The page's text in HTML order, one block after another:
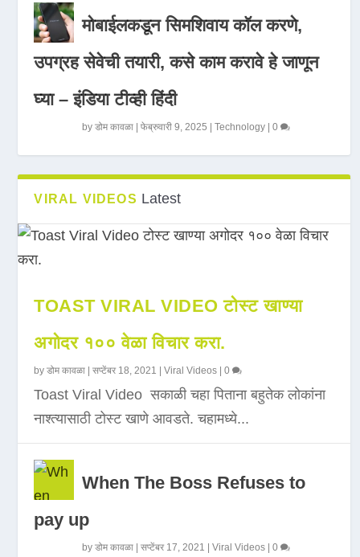
मोबाईलकडून सिमशिवाय कॉल करणे,
उपग्रह सेवेची तयारी, कसे काम करावे हे जाणून
घ्या – इंडिया टीव्ही हिंदी
byडोम कावळा |फेब्रुवारी 9, 2025 |Technology |0
VIRAL VIDEOS Latest
TOAST VIRAL VIDEO टोस्ट खाण्या
अगोदर १०० वेळा विचार करा.
byडोम कावळा |सप्टेंबर 18, 2021 |Viral Videos |0
Toast Viral Video सकाळी चहा पिताना बहुतेक लोकांना
नाश्त्यासाठी टोस्ट खाणे आवडते. चहामध्ये...
When The Boss Refuses to
pay up
byडोम कावळा |सप्टेंबर 17, 2021 |Viral Videos |0